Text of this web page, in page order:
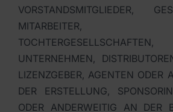
VORSTANDSMITGLIEDER,
MITARBEITER,
TOCHTERGESELLSCHAFTEN,
UNTERNEHMEN,
LIZENZGEBER, AGENTEN ODER
DER ERSTELLUNG,
ODER ANDERWEITIG AN DER